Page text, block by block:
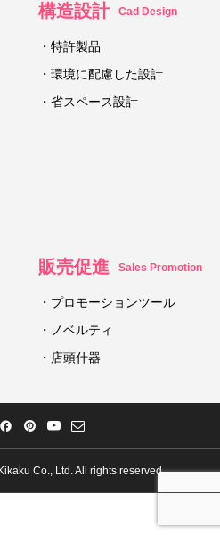
構造設計 Cad Design
・特許製品
・環境に配慮した設計
・省スペース設計
販売促進 Sales Promotion
・プロモーションツール
・ノベルティ
・店頭什器
Co., Ltd. All rights reserved.